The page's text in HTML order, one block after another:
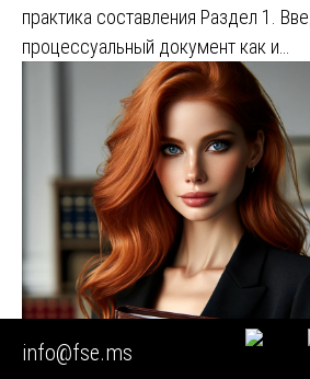
практика составления Раздел 1.
процессуальный документ как и…
info@fse.ms